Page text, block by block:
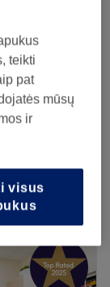
20:00
–20:00
teikti
pat
mūsų
ir
visus